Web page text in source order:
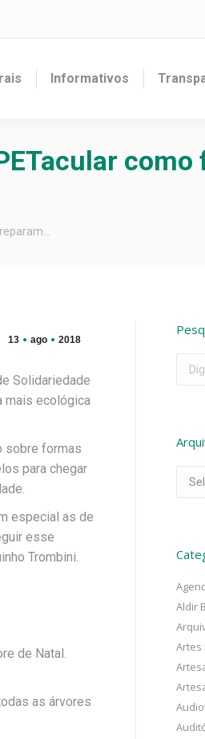
Informativos
13 ago 2018
Solidariedade
mais ecológica
sobre formas
para chegar
especial as de
esse
Trombini.
de Natal.
as árvores
Aldir
Artes